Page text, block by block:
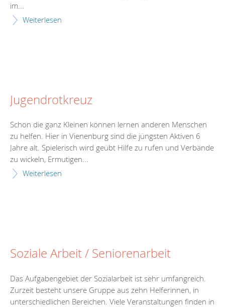
im...
Weiterlesen
Jugendrotkreuz
Schon die ganz Kleinen können lernen anderen Menschen
zu helfen. Hier in Vienenburg sind die jüngsten Aktiven 6
Jahre alt. Spielerisch wird geübt Hilfe zu rufen und Verbände
zu wickeln, Ermutigen...
Weiterlesen
Soziale Arbeit / Seniorenarbeit
Das Aufgabengebiet der Sozialarbeit ist sehr umfangreich.
Zurzeit besteht unsere Gruppe aus zehn Helferinnen, in
unterschiedlichen Bereichen. Viele Veranstaltungen finden in